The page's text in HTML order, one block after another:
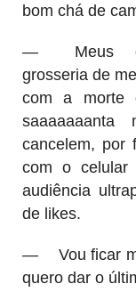
bom chá de
—
Meus
grosseria de
com a morte
cancelem, por
com o celular
audiência
de likes.
—
Vou ficar
quero dar o